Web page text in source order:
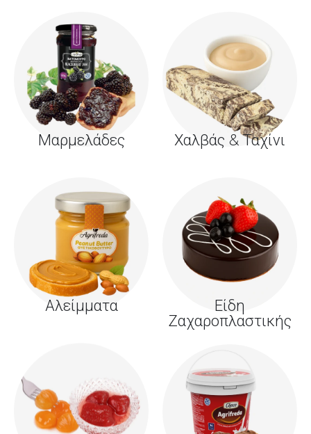
Μαρμελάδες Χαλβάς & Ταχίνι
Αλείμματα
Είδη
Ζαχαροπλαστικής